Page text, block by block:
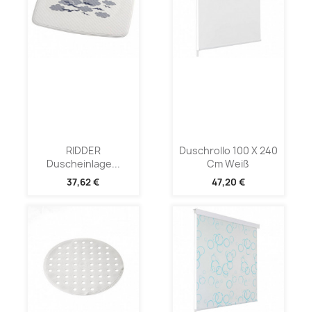
RIDDER
Duscheinlage...
37,62 €
Duschrollo 100 X 240
Cm Weiß
47,20 €